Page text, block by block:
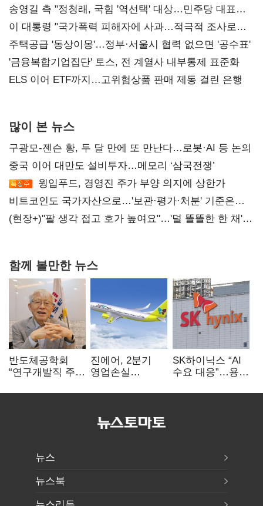
송영길 측 "정청래, 국힘 '역선택' 대상…민주당 대표로
총선 지휘 못해"
이 대통령 "국가폭력 피해자에 사과…적극적 조사로
진실 밝혀야"
주택공급 '동상이몽'…정부·서울시 협력 없으면 '공수표'
'금융복합기업집단' 토스, 전 계열사 내부통제 표준화
ELS 이어 ETF까지…고위험상품 판매 제동 걸린 은행
많이 본 뉴스
구광모-젠슨 황, 두 달 만에 또 만난다…로봇·AI 등 논의
중국 이어 대만도 설비투자…메모리 ‘삼국전쟁’
윙입푸드, 경영진 주가 부양 의지에 상한가
비트코인도 국가자산으로…'보관·평가·처분' 기준은
숙제
(현장+)"팔 생각 접고 호가 높여요"…'덜 똘똘한 한 채'
함께 볼만한 뉴스
반도체공학회
“연구개발직 주
개선해야”
진에어, 2분기
영업손실
상승 여파
SK하이닉스 “AI
수요 대응”…용인
투자
뉴스
뉴스북